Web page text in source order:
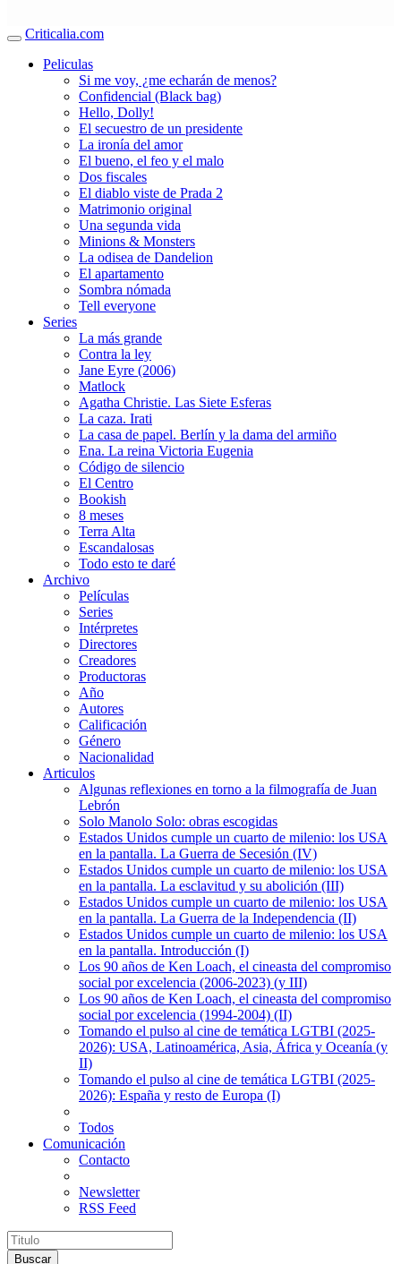
Criticalia.com
Peliculas
Si me voy, ¿me echarán de menos?
Confidencial (Black bag)
Hello, Dolly!
El secuestro de un presidente
La ironía del amor
El bueno, el feo y el malo
Dos fiscales
El diablo viste de Prada 2
Matrimonio original
Una segunda vida
Minions & Monsters
La odisea de Dandelion
El apartamento
Sombra nómada
Tell everyone
Series
La más grande
Contra la ley
Jane Eyre (2006)
Matlock
Agatha Christie. Las Siete Esferas
La caza. Irati
La casa de papel. Berlín y la dama del armiño
Ena. La reina Victoria Eugenia
Código de silencio
El Centro
Bookish
8 meses
Terra Alta
Escandalosas
Todo esto te daré
Archivo
Películas
Series
Intérpretes
Directores
Creadores
Productoras
Año
Autores
Calificación
Género
Nacionalidad
Articulos
Algunas reflexiones en torno a la filmografía de Juan
Lebrón
Solo Manolo Solo: obras escogidas
Estados Unidos cumple un cuarto de milenio: los USA
en la pantalla. La Guerra de Secesión (IV)
Estados Unidos cumple un cuarto de milenio: los USA
en la pantalla. La esclavitud y su abolición (III)
Estados Unidos cumple un cuarto de milenio: los USA
en la pantalla. La Guerra de la Independencia (II)
Estados Unidos cumple un cuarto de milenio: los USA
en la pantalla. Introducción (I)
Los 90 años de Ken Loach, el cineasta del compromiso
social por excelencia (2006-2023) (y III)
Los 90 años de Ken Loach, el cineasta del compromiso
social por excelencia (1994-2004) (II)
Tomando el pulso al cine de temática LGTBI (2025-
2026): USA, Latinoamérica, Asia, África y Oceanía (y
II)
Tomando el pulso al cine de temática LGTBI (2025-
2026): España y resto de Europa (I)
Todos
Comunicación
Contacto
Newsletter
RSS Feed
Buscar